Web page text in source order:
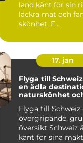
land känt för sin
läckra mat och
skönhet. F...
17. jan
Flyga till
en ädla
naturskönhet
Flyga till Schweiz
övergripande,
översikt Schweiz är inte bara
känt för sina